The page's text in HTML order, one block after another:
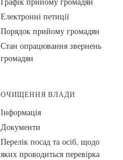
Електронні петиції
Порядок прийому громадян
Стан опрацювання звернень
громадян
ОЧИЩЕННЯ ВЛАДИ
Інформація
Документи
Перелік посад та осіб, щодо
яких проводиться перевірка